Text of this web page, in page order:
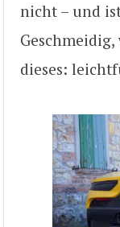
nicht – und
dieses: